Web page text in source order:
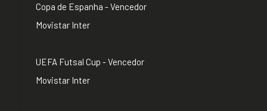
Copa de Espanha - Vencedor
Movistar Inter
UEFA Futsal Cup - Vencedor
Movistar Inter